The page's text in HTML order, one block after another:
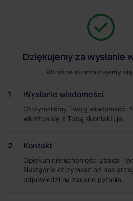
Dziękujemy za wysłanie
Wkrótce skontaktujemy
Wysłanie wiadomości
Otrzymaliśmy Twoją wiadomość.
wkrótce się z Tobą skontaktuje.
Kontakt
Opiekun nieruchomości zbada
Następnie otrzymasz od nas
odpowiedzi na zadane pytania.
Jesteśmy tu, żeby Ci pomóc.
pomożemy Ci wybrać najlepszą ofertę.
Imię i nazwisko
Nazwa firmy
Dziękujemy za wysłanie
Wkrótce skontaktujemy
Wysłanie wiadomości
Otrzymaliśmy Twoją wiadomość.
wkrótce się z Tobą skontaktuje.
Kontakt
Opiekun nieruchomości zbada
Następnie otrzymasz od nas
odpowiedzi na zadane pytania.